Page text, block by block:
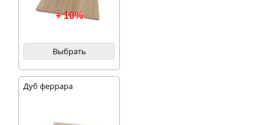
+ 10%
Выбрать
Дуб феррара